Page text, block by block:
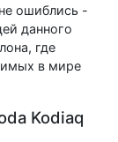
ошиблись -
данного
где
в мире
Kodiaq